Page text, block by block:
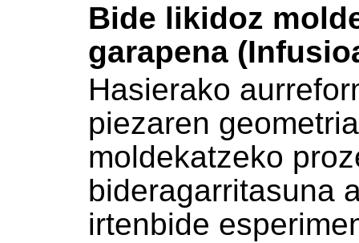
Bide likidoz
garapena
Hasierako
piezaren
moldekatzeko
bideragarritasuna
irtenbide